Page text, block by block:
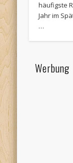
häufigste
Jahr im
…
Werbung